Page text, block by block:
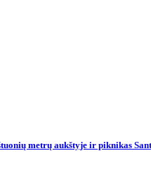
metrų aukštyje ir piknikas